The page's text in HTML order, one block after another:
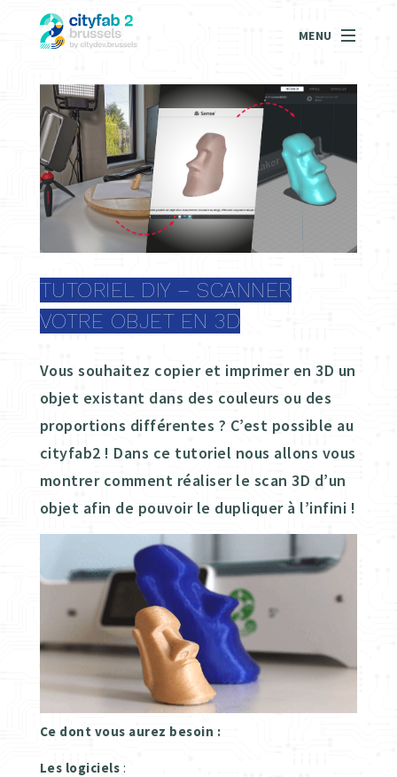
MENU
TUTORIEL DIY – SCANNER
VOTRE OBJET EN 3D
Vous souhaitez copier et imprimer en 3D un
objet existant dans des couleurs ou des
proportions différentes ? C’est possible au
cityfab2 ! Dans ce tutoriel nous allons vous
montrer comment réaliser le scan 3D d’un
objet afin de pouvoir le dupliquer à l’infini !
Ce dont vous aurez besoin :
Les logiciels :